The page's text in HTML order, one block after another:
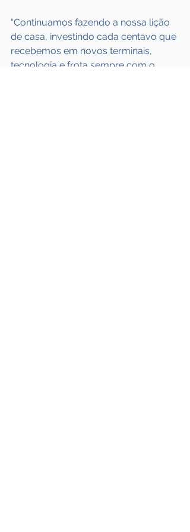
“Continuamos fazendo a nossa lição
de casa, investindo cada centavo que
recebemos em novos terminais,
tecnologia e frota sempre com o